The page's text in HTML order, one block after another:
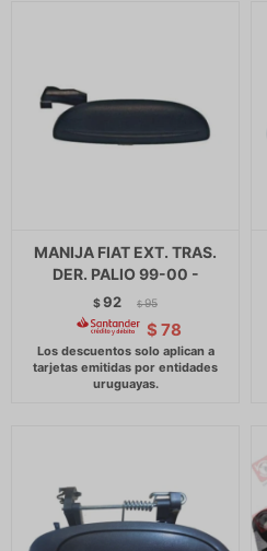
MANIJA FIAT EXT. TRAS.
DER. PALIO 99-00 -
$92 $ 95
$ 78